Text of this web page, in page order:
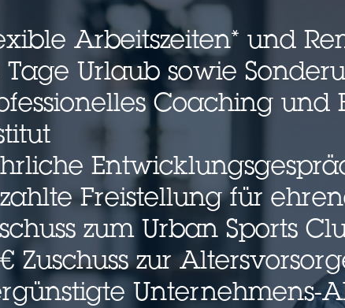
Arbeitszeiten* und
Tage Urlaub sowie
Coaching
Freistellung für
zum Urban Sports
Zuschuss zur
Unternehmens-